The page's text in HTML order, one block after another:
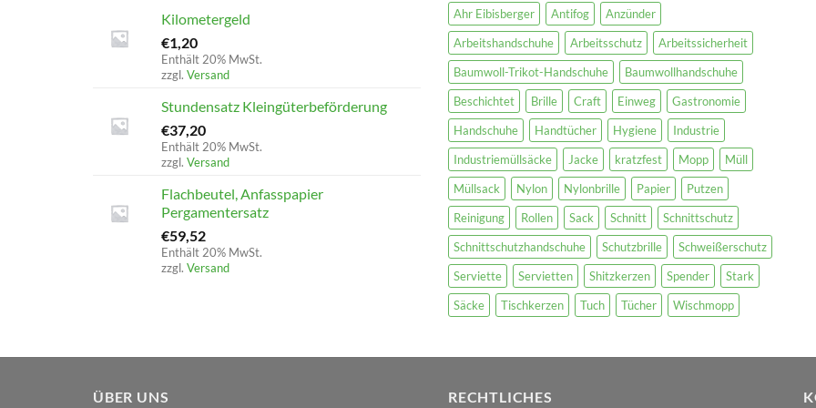
Kilometergeld
€1,20
Enthält 20% MwSt.
zzgl. Versand
Stundensatz Kleingüterbeförderung
€37,20
Enthält 20% MwSt.
zzgl. Versand
Flachbeutel, Anfasspapier
Pergamentersatz
€59,52
Enthält 20% MwSt.
zzgl. Versand
Ahr Eibisberger Antifog
Anzünder
Arbeitshandschuhe
Arbeitsschutz
Arbeitssicherheit
Baumwoll-Trikot-Handschuhe
Baumwollhandschuhe
Beschichtet
Brille Craft Einweg
Gastronomie
Handschuhe
Handtücher Hygiene
Industrie
Industriemüllsäcke
Jacke kratzfest Mopp
Müll
Müllsack
Nylon Nylonbrille Papier
Putzen
Reinigung
Rollen Sack Schnitt
Schnittschutz
Schnittschutzhandschuhe
Schutzbrille
Schweißerschutz
Serviette
Servietten Shitzkerzen Spender
Stark
Säcke
Tischkerzen Tuch Tücher Wischmopp
ÜBER UNS RECHTLICHES